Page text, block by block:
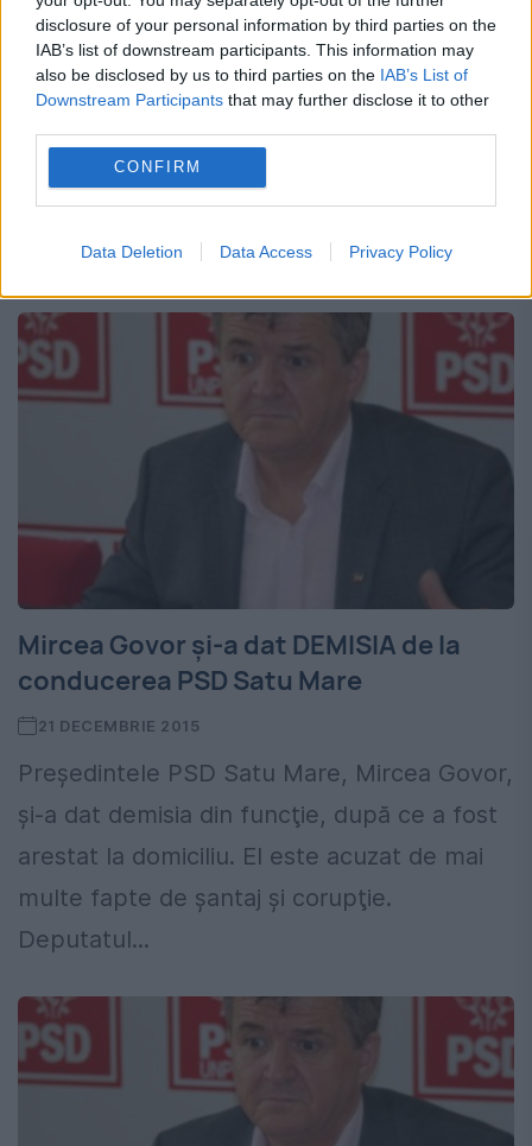
disclosure of your personal information by third parties on the
IAB’s list of downstream participants. This information may
also be disclosed by us to third parties on the IAB’s List of
Downstream Participants that may further disclose it to other
CONFIRM
Data Deletion Data Access Privacy Policy
Vicepreședintele Consiliului Județean Satu
Mare, Mircea Govor, fostul lider al PSD
Satu Mare, ar putea afla decizia Curţii
Supreme cu privire la cererea procurorilor
anticorupţie de arestare preventivă a
acestuia....
Mircea Govor şi-a dat DEMISIA de la
conducerea PSD Satu Mare
21 DECEMBRIE 2015
Preşedintele PSD Satu Mare, Mircea Govor,
şi-a dat demisia din funcţie, după ce a fost
arestat la domiciliu. El este acuzat de mai
multe fapte de şantaj şi corupţie.
Deputatul...